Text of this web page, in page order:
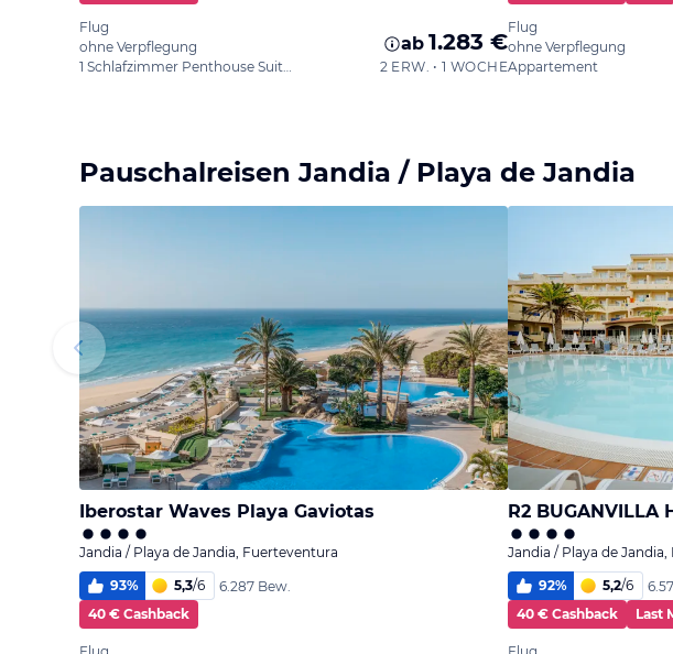
Flug
ohne Verpflegung
1 Schlafzimmer Penthouse Suite (Terrasse)
ab 1.283 €
2 ERW. • 1 WOCHE
Flug
ohne Verpflegung
Appartement
Pauschalreisen Jandia / Playa de Jandia
Iberostar Waves Playa Gaviotas
Jandia / Playa de Jandia, Fuerteventura
93% 5,3/6
6.287 Bew.
40 € Cashback
R2 BUGANVILLA
Jandia / Playa de
92% 5,2/6
40 € Cashback
Last